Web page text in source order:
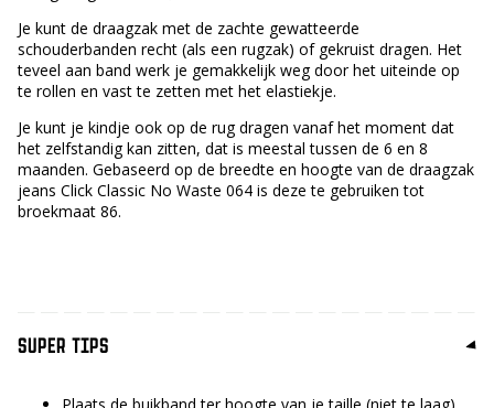
Je kunt de draagzak met de zachte gewatteerde
schouderbanden recht (als een rugzak) of gekruist dragen. Het
teveel aan band werk je gemakkelijk weg door het uiteinde op
te rollen en vast te zetten met het elastiekje.
Je kunt je kindje ook op de rug dragen vanaf het moment dat
het zelfstandig kan zitten, dat is meestal tussen de 6 en 8
maanden. Gebaseerd op de breedte en hoogte van de draagzak
jeans Click Classic No Waste 064 is deze te gebruiken tot
broekmaat 86.
SUPER TIPS